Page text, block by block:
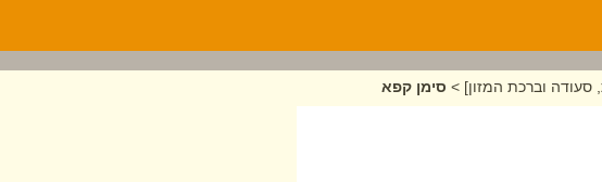
וברכת המזון] > סימן קפא